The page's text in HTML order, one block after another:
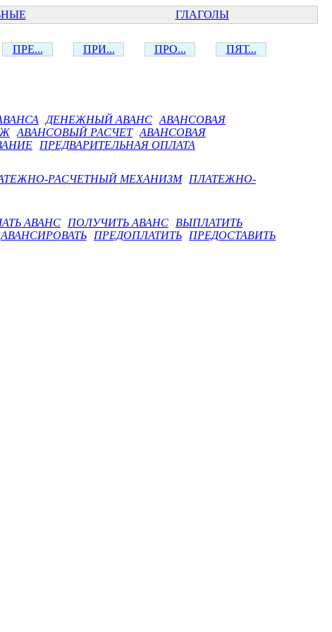
ГЛАГОЛЫ
ПРЕ... ПРИ... ПРО... ПЯТ...
ДЕНЕЖНЫЙ АВАНС АВАНСОВАЯ
АВАНСОВЫЙ РАСЧЕТ АВАНСОВАЯ
ПРЕДВАРИТЕЛЬНАЯ ОПЛАТА
РАСЧЕТНЫЙ МЕХАНИЗМ
ПЛАТЕЖНО-
АВАНС ПОЛУЧИТЬ АВАНС
ВЫПЛАТИТЬ
АВАНСИРОВАТЬ ПРЕДОПЛАТИТЬ
ПРЕДОСТАВИТЬ